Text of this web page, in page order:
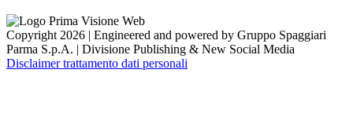
Copyright 2026 | Engineered and powered by Gruppo Spaggiari
Parma S.p.A. | Divisione Publishing & New Social Media
Disclaimer trattamento dati personali